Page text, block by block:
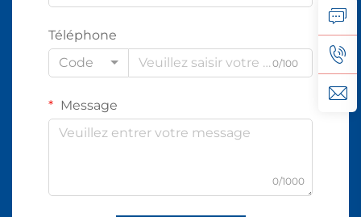
Téléphone
Code
0/100
Message
0/1000